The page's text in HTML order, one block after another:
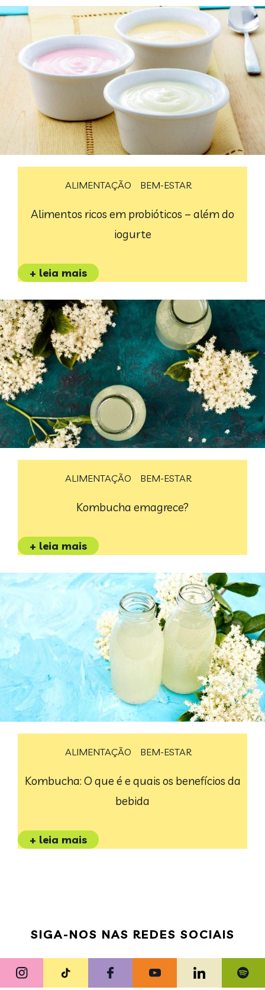
ALIMENTAÇÃO BEM-ESTAR
Alimentos ricos em probióticos – além do
iogurte
+ leia mais
ALIMENTAÇÃO BEM-ESTAR
Kombucha emagrece?
+ leia mais
ALIMENTAÇÃO BEM-ESTAR
Kombucha: O que é e quais os benefícios da
bebida
+ leia mais
SIGA-NOS NAS REDES SOCIAIS